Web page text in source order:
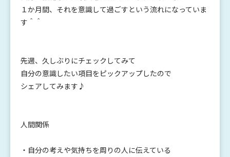
１か月間、それを意識して過ごすという流れになっていま
す＾＾
先週、久しぶりにチェックしてみて
自分の意識したい項目をピックアップしたので
シェアしてみます♪
人間関係
・自分の考えや気持ちを周りの人に伝えている